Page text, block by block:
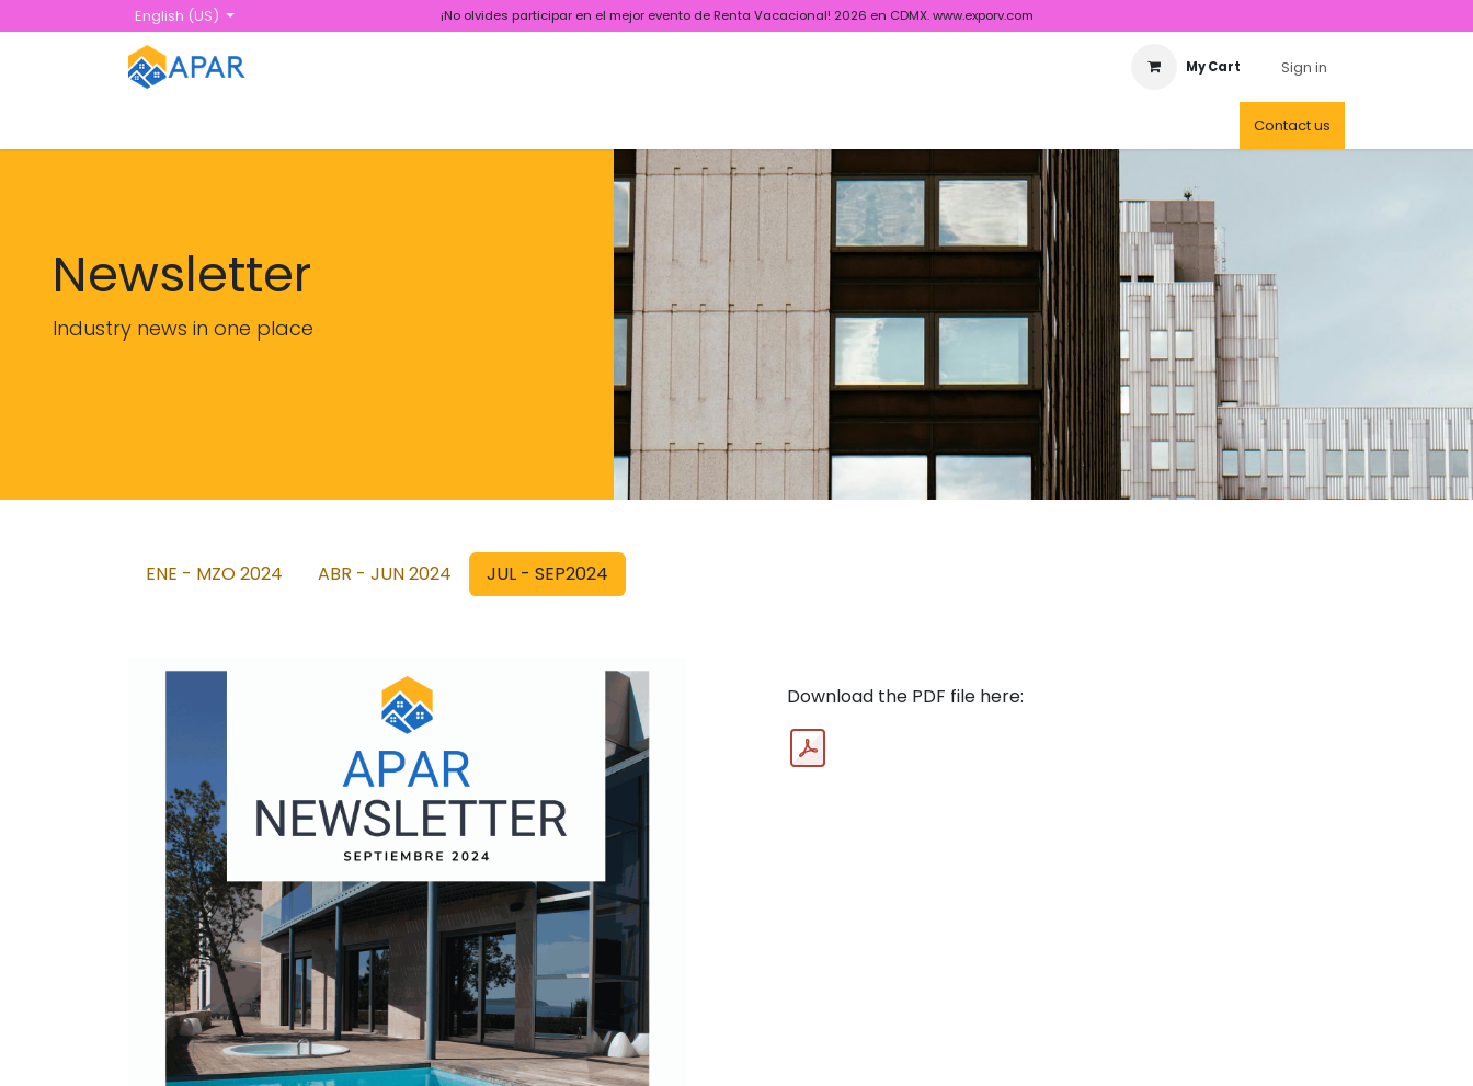
Skip to ContentEnglish (US) ¡No olvides participar en el mejor evento de Renta Vacacional! 2026 en CDMX. www.exporv.com
My Cart Sign in
Contact us
Newsletter
Industry news in one place
ENE - MZO 2024 ABR - JUN 2024 JUL - SEP2024
Download the PDF file here: